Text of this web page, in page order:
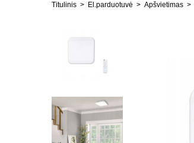
Titulinis El.parduotuvė Apšvietimas